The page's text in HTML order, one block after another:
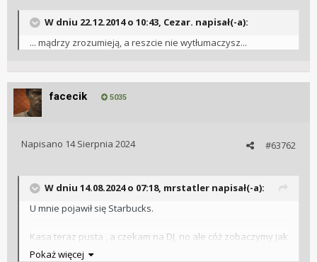
W dniu 22.12.2014 o 10:43, Cezar. napisał(-a):
... mądrzy zrozumieją, a reszcie nie wytłumaczysz...
facecik 5035
#63762
Napisano 14 Sierpnia 2024
W dniu 14.08.2024 o 07:18, mrstatler napisał(-a):
U mnie pojawił się Starbucks.
Kasa teraz pusta , a czekam na DJ, no ale cóż zobaczymy jak
zadzwoni telefon o ile zadzwoni kiedykolwiek
Pokaż więcej